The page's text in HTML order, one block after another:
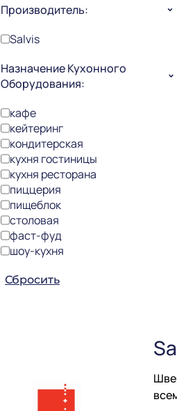
Производитель:
Salvis
Назначение Кухонного
Оборудования:
кафе
кейтеринг
кондитерская
кухня гостиницы
кухня ресторана
пиццерия
пищеблок
столовая
фаст-фуд
шоу-кухня
Сбросить